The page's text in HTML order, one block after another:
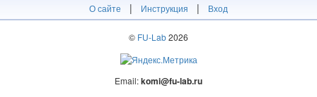
О сайте | Инструкция | Вход
© FU-Lab2026
Email:komi@fu-lab.ru